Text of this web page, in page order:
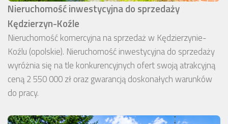
Nieruchomość inwestycyjna do sprzedaży
Kędzierzyn-Koźle
Nieruchomość komercyjna na sprzedaż w Kędzierzynie-
Koźlu (opolskie). Nieruchomość inwestycyjna do sprzedaży
wyróżnia się na tle konkurencyjnych ofert swoją atrakcyjną
ceną 2 550 000 zł oraz gwarancją doskonałych warunków
do pracy.